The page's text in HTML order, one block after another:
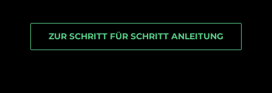
ZUR SCHRITT FÜR SCHRITT ANLEITUNG